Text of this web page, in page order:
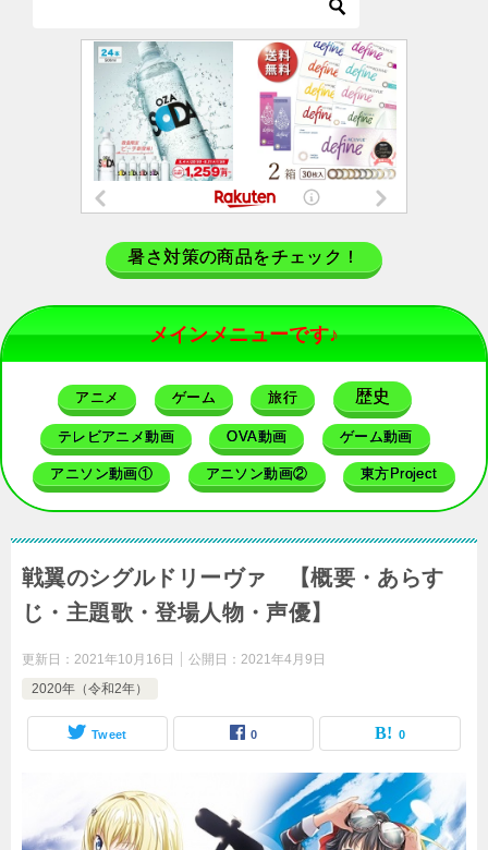
暑さ対策の商品をチェック！
メインメニューです♪
アニメ ゲーム 旅行 歴史
テレビアニメ動画 OVA動画 ゲーム動画
アニソン動画① アニソン動画② 東方Project
戦翼のシグルドリーヴァ 【概要・あらす
じ・主題歌・登場人物・声優】
更新日： 2021年10月16日 公開日： 2021年4月9日
2020年（令和2年）
Tweet 0 0